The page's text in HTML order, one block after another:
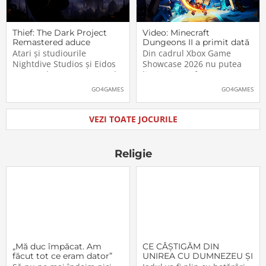
Thief: The Dark Project
Remastered aduce
părintele genului stealth
pe platformele moderne
Atari și studiourile
Nightdive Studios și Eidos
Montreal au anunțat jocul
Thief: The Dark Project
PlayStation 5, PlayStation 4,
Xbox Series X|S, Nintendo
Switch 2, Nintendo Switch
GO4GAMES
Video: Minecraft
Dungeons II a primit dată
de lansare. Când îl vom
putea juca
Din cadrul Xbox Game
Showcase 2026 nu putea
lipsi Minecraft Dungeons II,
care, pe lângă un nou
oficială de lansare. Astfel,
pasionații se vor putea
aventura în Minecraft
Video: Minecraft
GO4GAMES
VEZI TOATE JOCURILE
Religie
„Mă duc împăcat. Am
făcut tot ce eram dator”
CE CÂŞTIGĂM DIN
UNIREA CU DUMNEZEU ŞI